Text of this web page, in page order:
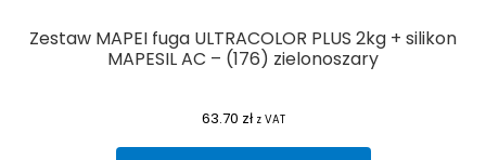
Zestaw MAPEI fuga ULTRACOLOR PLUS 2kg + silikon
MAPESIL AC – (176) zielonoszary
63.70 zł z VAT